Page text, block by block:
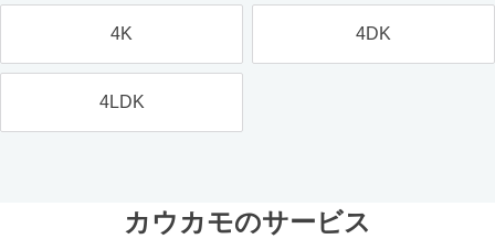
4K 4DK
4LDK
カウカモのサービス